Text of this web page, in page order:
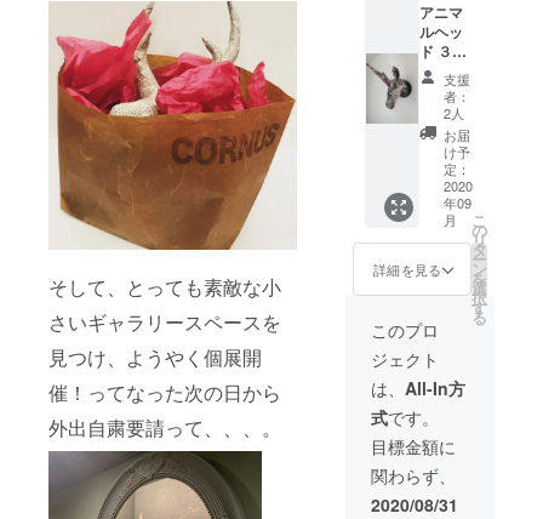
そして、とっても素敵な小
さいギャラリースペースを
見つけ、ようやく個展開
催！ってなった次の日から
外出自粛要請って、、、。
アニマ
ルヘッ
ド ３つ
の形か
ら選ん
でくだ
さい。
台座の
色も選
べま
す。 ユ
ニコー
ン
（H41X
W20XD
30cm)
プルン
グホー
ン
(H35X
W28XD
30cm)
鹿
(H34X
W58XD
28cm)
支援
者：
2人
お届
け予
定：
2020
年09
月
詳細を見る
こ
の
リ
タ
ー
ン
を
選
択
す
る
このプロ
ジェクト
は、 All-In方
式です。
目標金額に
関わらず、
2020/08/31